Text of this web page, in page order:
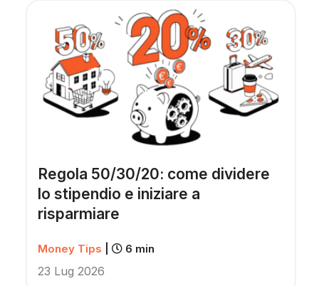
Regola 50/30/20: come dividere
lo stipendio e iniziare a
risparmiare
Money Tips 6 min
23 Lug 2026